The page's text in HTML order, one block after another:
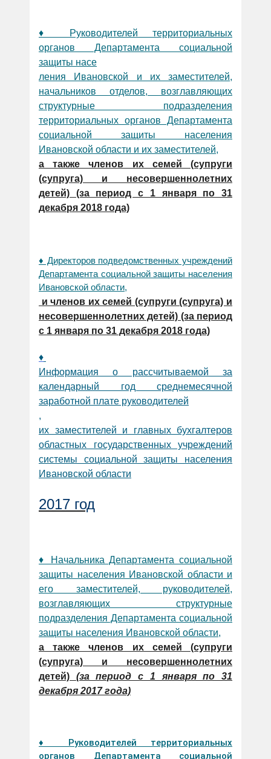
♦ Руководителей территориальных
органов Департамента социальной
защиты насе
ления Ивановской и их заместителей,
начальников отделов, возглавляющих
структурные подразделения
территориальных органов Департамента
социальной защиты населения
Ивановской области и их заместителей,
а также членов их семей (супруги
(супруга) и несовершеннолетних
детей) (за период с 1 января по 31
декабря 2018 года)
♦ Директоров подведомственных учреждений
Департамента социальной защиты населения
Ивановской области,
и членов их семей (супруги (супруга) и
несовершеннолетних детей) (за период
с 1 января по 31 декабря 2018 года)
♦
Информация о рассчитываемой за
календарный год среднемесячной
заработной плате руководителей
,
их заместителей и главных бухгалтеров
областных государственных учреждений
системы социальной защиты населения
Ивановской области
2017 год
♦ Начальника Департамента социальной
защиты населения Ивановской области и
его заместителей, руководителей,
возглавляющих структурные
подразделения Департамента социальной
защиты населения Ивановской области,
а также членов их семей (супруги
(супруга) и несовершеннолетних
детей)
(за период с 1 января по 31
декабря 2017 года)
♦ Руководителей территориальных
органов Департамента социальной